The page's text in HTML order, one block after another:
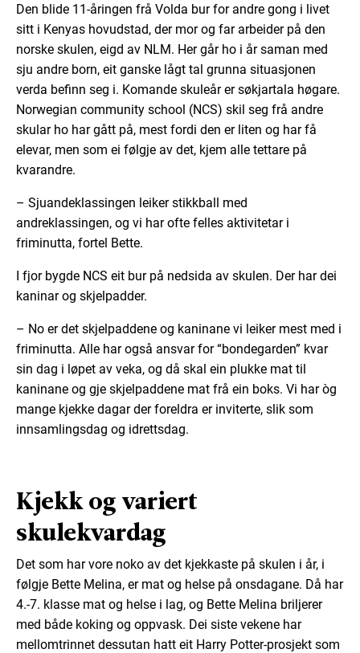
Den blide 11-åringen frå Volda bur for andre gong i livet
sitt i Kenyas hovudstad, der mor og far arbeider på den
norske skulen, eigd av NLM. Her går ho i år saman med
sju andre born, eit ganske lågt tal grunna situasjonen
verda befinn seg i. Komande skuleår er søkjartala høgare.
Norwegian community school (NCS) skil seg frå andre
skular ho har gått på, mest fordi den er liten og har få
elevar, men som ei følgje av det, kjem alle tettare på
kvarandre.
– Sjuandeklassingen leiker stikkball med
andreklassingen, og vi har ofte felles aktivitetar i
friminutta, fortel Bette.
I fjor bygde NCS eit bur på nedsida av skulen. Der har dei
kaninar og skjelpadder.
– No er det skjelpaddene og kaninane vi leiker mest med i
friminutta. Alle har også ansvar for “bondegarden” kvar
sin dag i løpet av veka, og då skal ein plukke mat til
kaninane og gje skjelpaddene mat frå ein boks. Vi har òg
mange kjekke dagar der foreldra er inviterte, slik som
innsamlingsdag og idrettsdag.
Kjekk og variert
skulekvardag
Det som har vore noko av det kjekkaste på skulen i år, i
følgje Bette Melina, er mat og helse på onsdagane. Då har
4.-7. klasse mat og helse i lag, og Bette Melina briljerer
med både koking og oppvask. Dei siste vekene har
mellomtrinnet dessutan hatt eit Harry Potter-prosjekt som